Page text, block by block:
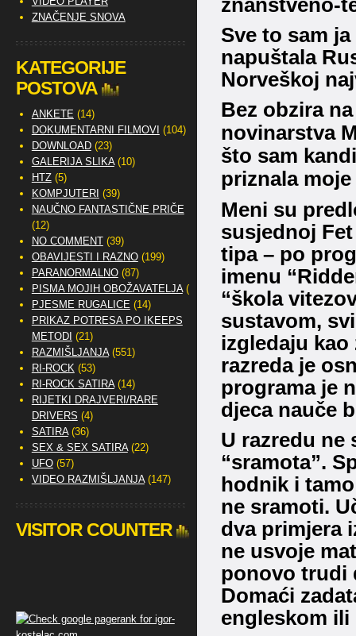
znanstveno-
Sve to sam
napuštala
Norveškoj
Bez obzira
novinarstva
što sam
priznala
Meni su
susjednoj
tipa – po
imenu
“škola
sustavom,
izgledaju kao
razreda je
programa je
djeca nauče
U razredu ne
“sramota”.
hodnik i
ne sramoti.
dva primjera
ne usvoje
ponovo trudi
Domaći
engleskom ili
ZNAČENJE SNOVA
KATEGORIJE
POSTOVA
ANKETE (14)
DOKUMENTARNI FILMOVI (104)
DOWNLOAD(23)
GALERIJA SLIKA(10)
HTZ(5)
KOMPJUTERI (39)
NAUČNO FANTASTIČNE PRIČE
(12)
NO COMMENT(39)
OBAVIJESTI I RAZNO(199)
PARANORMALNO(87)
PISMA MOJIH OBOŽAVATELJA(2)
PJESME RUGALICE (14)
PRIKAZ POTRESA PO IKEEPS
METODI (21)
RAZMIŠLJANJA(551)
RI-ROCK(53)
RI-ROCK SATIRA(14)
RIJETKI DRAJVERI/RARE
DRIVERS (4)
SATIRA(36)
SEX & SEX SATIRA(22)
UFO(57)
VIDEO RAZMIŠLJANJA(147)
VISITOR COUNTER